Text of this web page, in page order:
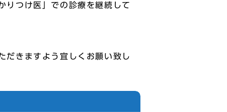
りつけ医」での診療を継続して
だきますよう宜しくお願い致し